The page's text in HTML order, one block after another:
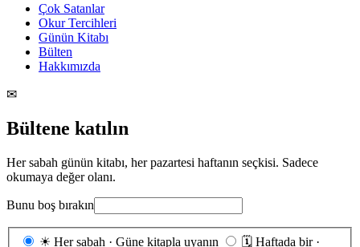
Çok Satanlar
Okur Tercihleri
Günün Kitabı
Bülten
Hakkımızda
✉
Bültene katılın
Her sabah günün kitabı, her pazartesi haftanın seçkisi. Sadece
okumaya değer olanı.
Bunu boş bırakın
Gönderim
☀ Her sabah · Güne kitapla uyanın 🗓 Haftada bir ·